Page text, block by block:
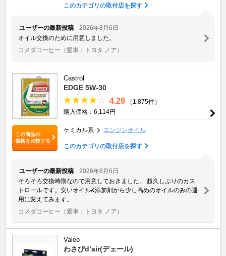
このカテゴリの取付店を探す
ユーザーの最新投稿
2026年8月6日
オイル交換のために用意しました。
コメダコーヒー （愛車：トヨタ ノア）
この商品の
価格を比較する
Castrol
EDGE 5W-30
4.29
（1,875件）
購入価格：6,114円
ケミカル系 エンジンオイル
このカテゴリの取付店を探す
ユーザーの最新投稿
2026年8月6日
そろそろ交換時期なので用意しておきました。 超久しぶりのカス
トロールです。安いオイル&添加剤から少し高めのオイルのみの運
用に変えてみます。
コメダコーヒー （愛車：トヨタ ノア）
Valeo
わさびd’air(デェール)